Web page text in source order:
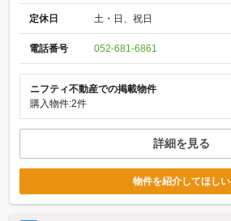
定休日 土・日、祝日
電話番号 052-681-6861
ニフティ不動産での掲載物件
購入物件:2件
詳細を見る
物件を紹介してほしい